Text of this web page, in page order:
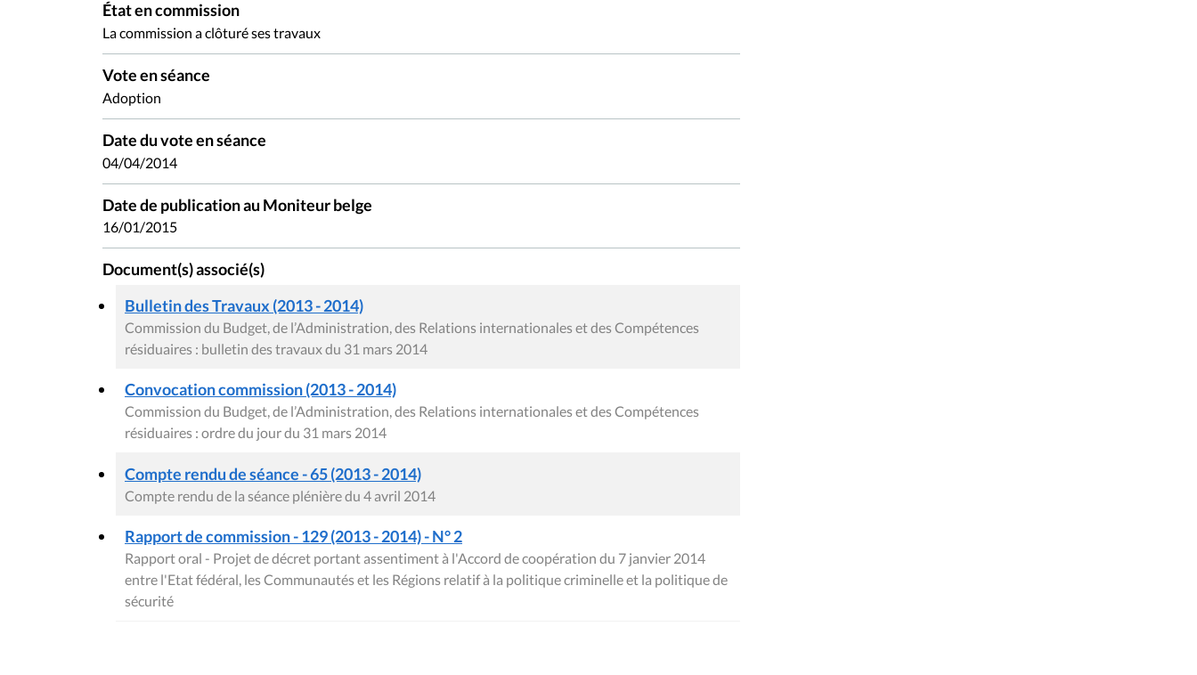
État en commission
La commission a clôturé ses travaux
Vote en séance
Adoption
Date du vote en séance
04/04/2014
Date de publication au Moniteur belge
16/01/2015
Document(s) associé(s)
Bulletin des Travaux (2013 - 2014)
Commission du Budget, de l’Administration, des Relations internationales et des Compétences
résiduaires : bulletin des travaux du 31 mars 2014
Convocation commission (2013 - 2014)
Commission du Budget, de l’Administration, des Relations internationales et des Compétences
résiduaires : ordre du jour du 31 mars 2014
Compte rendu de séance - 65 (2013 - 2014)
Compte rendu de la séance plénière du 4 avril 2014
Rapport de commission - 129 (2013 - 2014) - N° 2
Rapport oral - Projet de décret portant assentiment à l'Accord de coopération du 7 janvier 2014
entre l'Etat fédéral, les Communautés et les Régions relatif à la politique criminelle et la politique de
sécurité